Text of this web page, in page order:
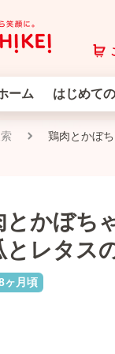
ーム はじめて
鶏肉とかぼ
とかぼち
とレタス
ヶ月頃